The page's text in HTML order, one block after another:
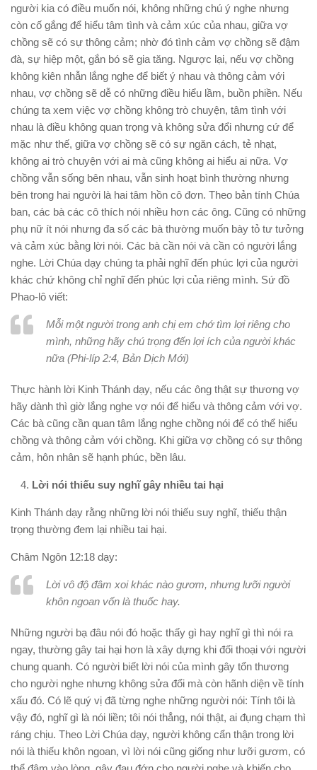
người kia có điều muốn nói, không những chú ý nghe nhưng
còn cố gắng để hiểu tâm tình và cảm xúc của nhau, giữa vợ
chồng sẽ có sự thông cảm; nhờ đó tình cảm vợ chồng sẽ đậm
đà, sự hiệp một, gắn bó sẽ gia tăng. Ngược lại, nếu vợ chồng
không kiên nhẫn lắng nghe để biết ý nhau và thông cảm với
nhau, vợ chồng sẽ dễ có những điều hiểu lầm, buồn phiền. Nếu
chúng ta xem việc vợ chồng không trò chuyện, tâm tình với
nhau là điều không quan trọng và không sửa đổi nhưng cứ để
mặc như thế, giữa vợ chồng sẽ có sự ngăn cách, tẻ nhạt,
không ai trò chuyện với ai mà cũng không ai hiểu ai nữa. Vợ
chồng vẫn sống bên nhau, vẫn sinh hoạt bình thường nhưng
bên trong hai người là hai tâm hồn cô đơn. Theo bản tính Chúa
ban, các bà các cô thích nói nhiều hơn các ông. Cũng có những
phụ nữ ít nói nhưng đa số các bà thường muốn bày tỏ tư tưởng
và cảm xúc bằng lời nói. Các bà cần nói và cần có người lắng
nghe. Lời Chúa dạy chúng ta phải nghĩ đến phúc lợi của người
khác chứ không chỉ nghĩ đến phúc lợi của riêng mình. Sứ đồ
Phao-lô viết:
Mỗi một người trong anh chị em chớ tìm lợi riêng cho
mình, những hãy chú trọng đến lợi ích của người khác
nữa (Phi-líp 2:4, Bản Dịch Mới)
Thực hành lời Kinh Thánh dạy, nếu các ông thật sự thương vợ
hãy dành thì giờ lắng nghe vợ nói để hiểu và thông cảm với vợ.
Các bà cũng cần quan tâm lắng nghe chồng nói để có thể hiểu
chồng và thông cảm với chồng. Khi giữa vợ chồng có sự thông
cảm, hôn nhân sẽ hạnh phúc, bền lâu.
Lời nói thiếu suy nghĩ gây nhiều tai hại
Kinh Thánh dạy rằng những lời nói thiếu suy nghĩ, thiếu thận
trọng thường đem lại nhiều tai hại.
Châm Ngôn 12:18 dạy:
Lời vô độ đâm xoi khác nào gươm, nhưng lưỡi người
khôn ngoan vốn là thuốc hay.
Những người bạ đâu nói đó hoặc thấy gì hay nghĩ gì thì nói ra
ngay, thường gây tai hại hơn là xây dựng khi đối thoại với người
chung quanh. Có người biết lời nói của mình gây tổn thương
cho người nghe nhưng không sửa đổi mà còn hãnh diện về tính
xấu đó. Có lẽ quý vị đã từng nghe những người nói: Tính tôi là
vậy đó, nghĩ gì là nói liền; tôi nói thẳng, nói thật, ai đụng chạm thì
ráng chịu. Theo Lời Chúa dạy, người không cẩn thận trong lời
nói là thiếu khôn ngoan, vì lời nói cũng giống như lưỡi gươm, có